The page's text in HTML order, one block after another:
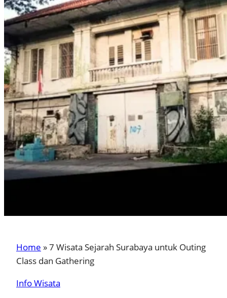
Home »7 Wisata Sejarah Surabaya untuk Outing
Class dan Gathering
Info Wisata